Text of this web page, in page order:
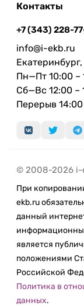
Контакты
+7 (343) 228-
info@i-ekb.ru
Пн—Пт 10:00 –
Сб—Вс 12:00 –
Перерыв
© 2008-2026 i-
При
ekb.ru
данный
является
положениями
Российской
Политика в
данных.